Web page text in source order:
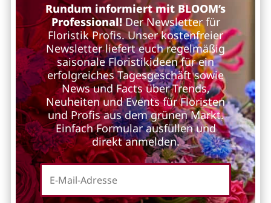
Rundum informiert mit BLOOM’s
Professional!Der Newsletter für
Floristik Profis. Unser kostenfreier
Newsletter liefert euch regelmäßig
saisonale Floristikideen für ein
erfolgreiches Tagesgeschäft sowie
News und Facts über Trends,
Neuheiten und Events für Floristen
und Profis aus dem grünen Markt.
Einfach Formular ausfüllen und
direkt anmelden.